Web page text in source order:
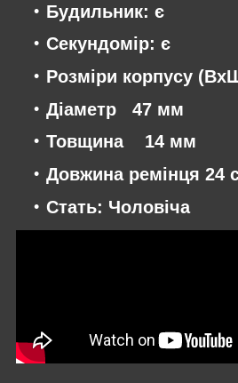
Будильник: є
Секундомір: є
Розміри корпусу
Діаметр 47 мм
Товщина 14 мм
Довжина ремінця 24
Стать: Чоловіча